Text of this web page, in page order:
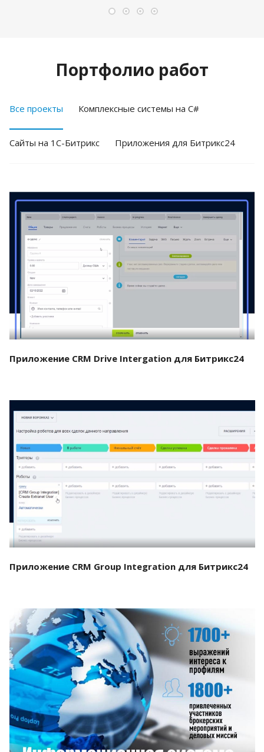
Портфолио работ
Все проекты Комплексные системы на C#
Cайты на 1С-Битрикс Приложения для Битрикс24
Смотреть проект
Приложение CRM Drive Intergation для Битрикс24
Смотреть проект
Приложение CRM Group Integration для Битрикс24
Смотреть проект